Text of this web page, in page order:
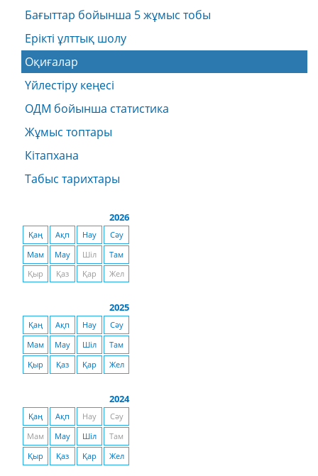
Бағыттар бойынша 5 жұмыс тобы
Ерікті ұлттық шолу
Оқиғалар
Үйлестіру кеңесі
ОДМ бойынша статистика
Жұмыс топтары
Кітапхана
Табыс тарихтары
2026
Қаң Ақп Нау
Сәу
Мам
Мау Шіл
Там
Қыр
Қаз Қар Жел
2025
Қаң Ақп Нау
Сәу
Мам
Мау Шіл
Там
Қыр
Қаз Қар Жел
2024
Қаң Ақп Нау
Сәу
Мам
Мау Шіл
Там
Қыр
Қаз Қар Жел